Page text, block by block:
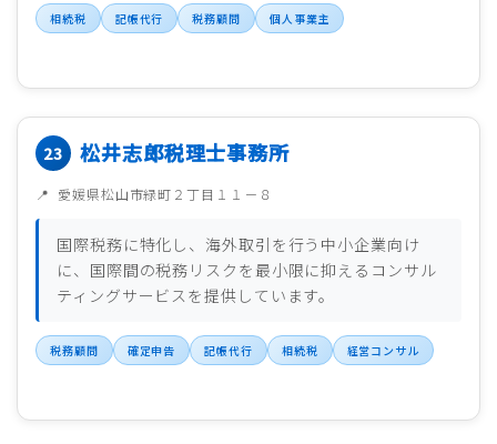
相続税 記帳代行 税務顧問 個人事業主
松井志郎税理士事務所
愛媛県松山市緑町２丁目１１－８
国際税務に特化し、海外取引を行う中小企業向け
に、国際間の税務リスクを最小限に抑えるコンサル
ティングサービスを提供しています。
税務顧問 確定申告 記帳代行 相続税 経営コンサル